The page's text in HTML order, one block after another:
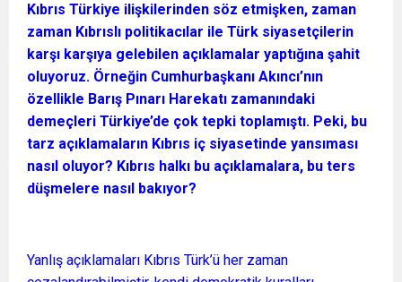
Kıbrıs Türkiye ilişkilerinden söz etmişken, zaman
zaman Kıbrıslı politikacılar ile Türk siyasetçilerin
karşı karşıya gelebilen açıklamalar yaptığına şahit
oluyoruz. Örneğin Cumhurbaşkanı Akıncı’nın
özellikle Barış Pınarı Harekatı zamanındaki
demeçleri Türkiye’de çok tepki toplamıştı. Peki, bu
tarz açıklamaların Kıbrıs iç siyasetinde yansıması
nasıl oluyor? Kıbrıs halkı bu açıklamalara, bu ters
düşmelere nasıl bakıyor?
Yanlış açıklamaları Kıbrıs Türk’ü her zaman